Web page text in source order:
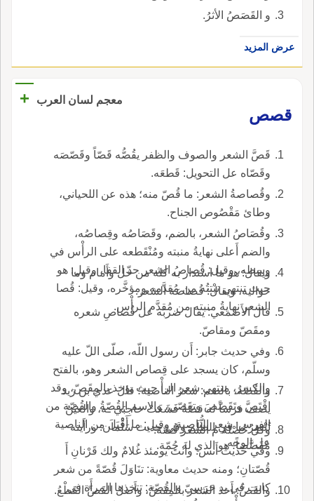
و القَصَصُ الأثرُ.
عرض المزيد
معجم لسان العرب
+
قصص
قَصَّ الشعر والصوف والظفر يقُصُّه قَصّاً وقَصّصَه
وقَصّاه عل التحويل: قَطعَه.
وقُصاصةُ الشعر: ما قُصّ منه؛ هذه عن اللحياني،
وطائ مَقْصُوص الجناح.
وقُصَاصُ الشعر، بالضم، وقَصَاصُه وقِصاصُه،
والضم أَعلى نهايةُ منبته ومُنْقَطعه على الرأْس في
وسطه، وقيل: قُصاصُ الشعر حدّ القفا، وقيل: هو
حيث تنتهي نبْتتُه من مُقدَّمه ومؤخَّره، وقيل: قُصا
الشعر نهايةُ منبته من مُقدَّم الرأْس.
ويقال: هو ما استدار به كله من خل وأَمام وما
حواليه، ويقال: قُصاصَة الشعر.
قال الأَصمعي: يقال ضربَه عل قُصاصِ شعره
ومقَصّ ومقاصّ.
وفي حديث جابر: أَن رسول اللّه، صلّى اللّ عليه
وسلّم، كان يسجد على قِصاص الشعر وهو، بالفتح
والكسر، منتهى شعر الرأْ حيث يؤخذ بالمِقَصّ، وقد
اقْتَصَّ وتَقَصّصَ وتقَصّى، والاسم القُصّةُ والقُصّة من
الفرس: شعر الناصية، وقيل: ما أَقْبَلَ من الناصية
عل الوجه.
والقُصّةُ، بالضم: شعرُ الناصية؛ قال عدي بن زيد
يصف فرساً له قصّةٌ فَشَغَتْ حاجِبَي ـه، والعيْنُ
تُبْصِرُ ما في الظُّلَم وفي حديث سَلْمان: ورأَيته
مُقَصَّصاً؛ هو الذي له جُمّة.
وكل خُصْلة م الشعر قُصّة.
وفي حديث أَنس: وأَنتَ يومئذ غُلامٌ ولك قَرْنانِ أَ
قُصّتانِ؛ ومنه حديث معاوية: تنَاوَلَ قُصّةً من شعر
كانت في يد حَرَسِيّ والقُصّة: تتخذها المرأَة في
والقَصُّ: أَخذ الشعر بالمِقَصّ، وأَصل القَصِّ القَطْعُ.